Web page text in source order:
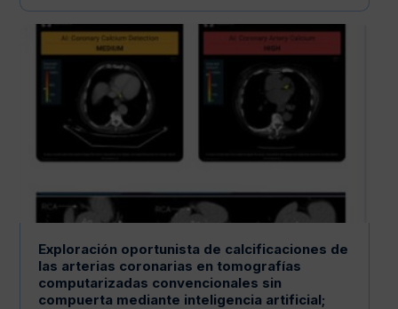
Exploración oportunista de calcificaciones de
las arterias coronarias en tomografías
computarizadas convencionales sin
compuerta mediante inteligencia artificial;